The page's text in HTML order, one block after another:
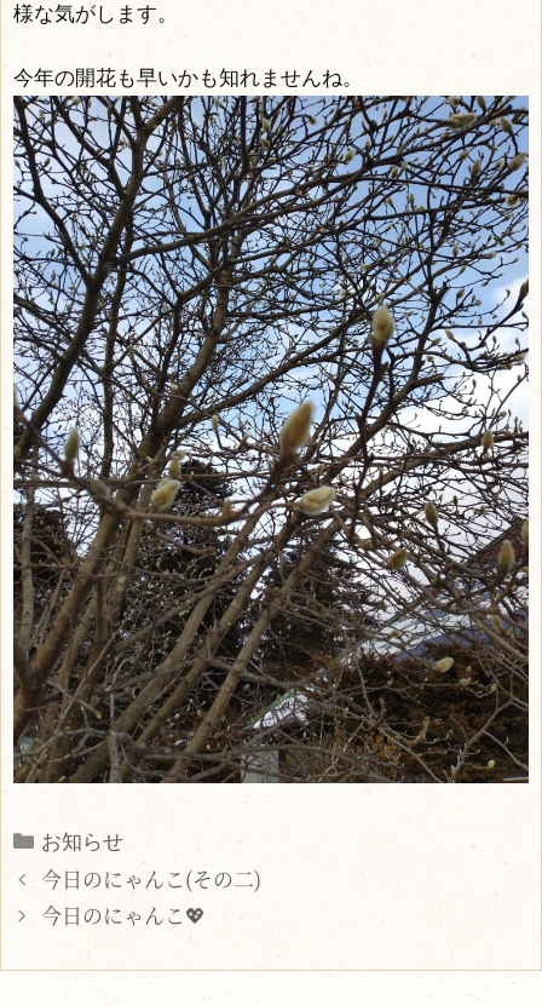
様な気がします。
今年の開花も早いかも知れませんね。
Categories
お知らせ
今日のにゃんこ(その二)
今日のにゃんこ💖